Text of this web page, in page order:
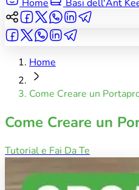
Home Basi dell'Ant
Home
Come Creare un
Come Creare un
Tutorial e Fai Da Te